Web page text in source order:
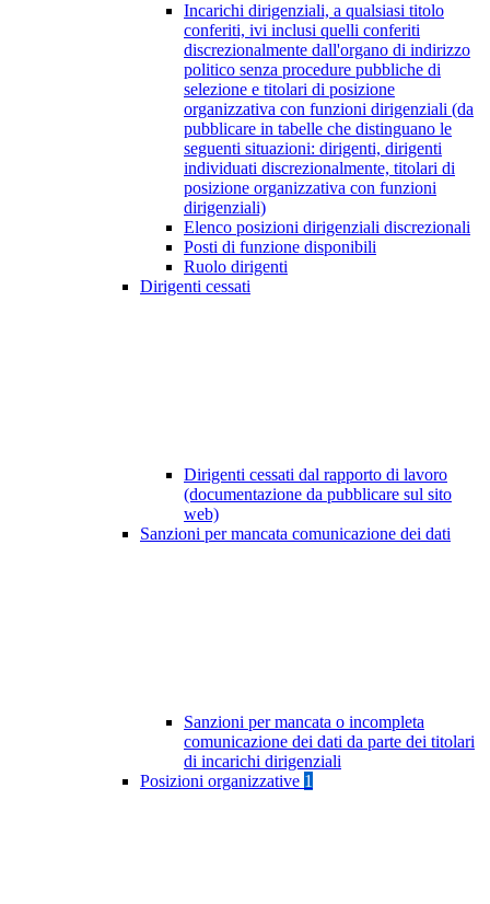
Incarichi dirigenziali, a qualsiasi titolo
conferiti, ivi inclusi quelli conferiti
discrezionalmente dall'organo di indirizzo
politico senza procedure pubbliche di
selezione e titolari di posizione
organizzativa con funzioni dirigenziali (da
pubblicare in tabelle che distinguano le
seguenti situazioni: dirigenti, dirigenti
individuati discrezionalmente, titolari di
posizione organizzativa con funzioni
dirigenziali)
Elenco posizioni dirigenziali discrezionali
Posti di funzione disponibili
Ruolo dirigenti
Dirigenti cessati
Dirigenti cessati dal rapporto di lavoro
(documentazione da pubblicare sul sito
web)
Sanzioni per mancata comunicazione dei dati
Sanzioni per mancata o incompleta
comunicazione dei dati da parte dei titolari
di incarichi dirigenziali
Posizioni organizzative 1